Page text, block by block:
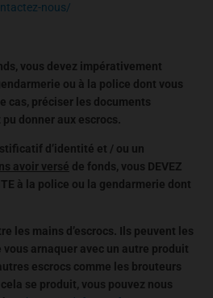
nous/
vous devez impérativement
ou à la police dont vous
cas, préciser les documents
donner aux escrocs.
d’identité et / ou un
avoir versé de fonds, vous DEVEZ
à la police ou la gendarmerie dont
les mains d’escrocs. Ils peuvent les
arnaquer avec un autre produit
escrocs comme les brouteurs
se produit, vous pouvez nous